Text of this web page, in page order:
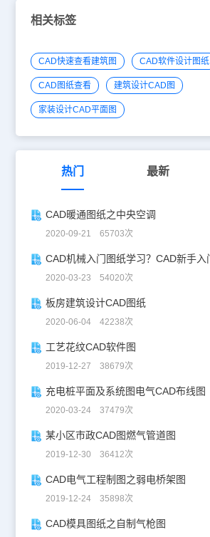
相关标签
CAD快速查看建筑图 CAD软件设计图纸
CAD图纸查看 建筑设计CAD图
家装设计CAD平面图
热门 最新
CAD暖通图纸之中央空调
2020-09-21 65703次
2020-03-23 54020次
板房建筑设计CAD图纸
2020-06-04 42238次
工艺花纹CAD软件图
2019-12-27 38679次
充电桩平面及系统图电气CAD布线图
2020-03-24 37479次
某小区市政CAD图燃气管道图
2019-12-30 36412次
CAD电气工程制图之弱电桥架图
2019-12-24 35898次
CAD模具图纸之自制气枪图